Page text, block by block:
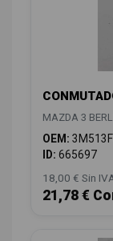
MAZDA 3
OEM:
ID: 665697
18,00 € Sin
21,78 €